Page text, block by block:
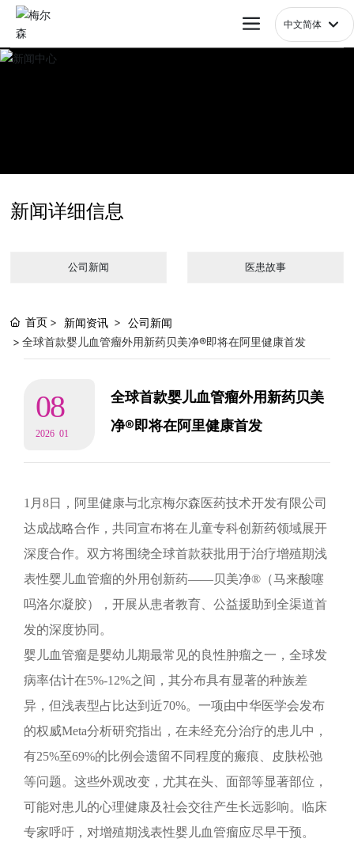
中文简体
新闻详细信息
公司新闻 医患故事
首页 新闻资讯
公司新闻
全球首款婴儿血管瘤外用新药贝美净®即将在阿里健康首发
08
2026 01
全球首款婴儿血管瘤外用新药贝美
净®即将在阿里健康首发
1月8日，阿里健康与北京梅尔森医药技术开发有限公司
达成战略合作，共同宣布将在儿童专科创新药领域展开
深度合作。双方将围绕全球首款获批用于治疗增殖期浅
表性婴儿血管瘤的外用创新药——贝美净®（马来酸噻
吗洛尔凝胶），开展从患者教育、公益援助到全渠道首
发的深度协同。
婴儿血管瘤是婴幼儿期最常见的良性肿瘤之一，全球发
病率估计在5%-12%之间，其分布具有显著的种族差
异，但浅表型占比达到近70%。一项由中华医学会发布
的权威Meta分析研究指出，在未经充分治疗的患儿中，
有25%至69%的比例会遗留不同程度的瘢痕、皮肤松弛
等问题。这些外观改变，尤其在头、面部等显著部位，
可能对患儿的心理健康及社会交往产生长远影响。临床
专家呼吁，对增殖期浅表性婴儿血管瘤应尽早干预。